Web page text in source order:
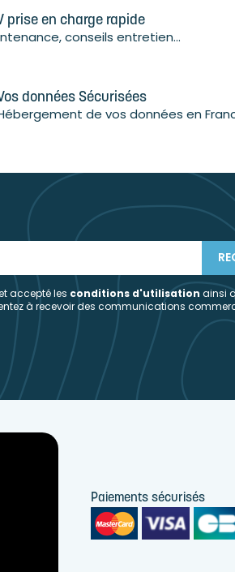
prise en charge rapide
conseils entretien...
données Sécurisées
de vos données en
accepté les conditions d'utilisation ainsi
à recevoir des communications
Paiements sécurisés